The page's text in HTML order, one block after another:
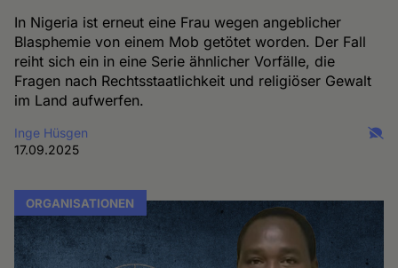
In Nigeria ist erneut eine Frau wegen angeblicher
Blasphemie von einem Mob getötet worden. Der Fall
reiht sich ein in eine Serie ähnlicher Vorfälle, die
Fragen nach Rechtsstaatlichkeit und religiöser Gewalt
im Land aufwerfen.
Inge Hüsgen
17.09.2025
ORGANISATIONEN